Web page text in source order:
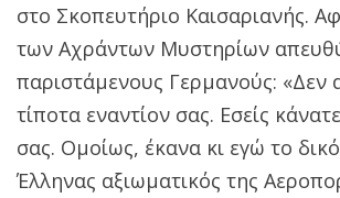
στο Σκοπευτήριο Καισαριανής.
των Αχράντων Μυστηρίων
παριστάμενους Γερμανούς: «Δεν
τίποτα εναντίον σας. Εσείς
σας. Ομοίως, έκανα κι εγώ το
Έλληνας αξιωματικός της